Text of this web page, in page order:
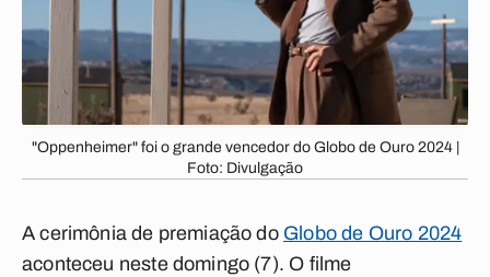
"Oppenheimer" foi o grande vencedor do Globo de Ouro 2024 |
Foto: Divulgação
A cerimônia de premiação do Globo de Ouro 2024
aconteceu neste domingo (7). O filme